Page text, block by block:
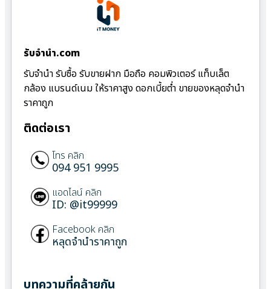
รับจํานํา.com
รับจำนำ รับซื้อ รับขายฝาก มือถือ คอมพิวเตอร์ แท็บเล็ต
กล้อง แบรนด์เนม ให้ราคาสูง ดอกเบี้ยต่ำ ขายของหลุดจำนำ
ราคาถูก
ติดต่อเรา
โทร คลิก
094 951 9995
แอดไลน์ คลิก
ID: @it99999
Facebook คลิก
หลุดจำนำราคาถูก
บทความที่คล้ายกัน